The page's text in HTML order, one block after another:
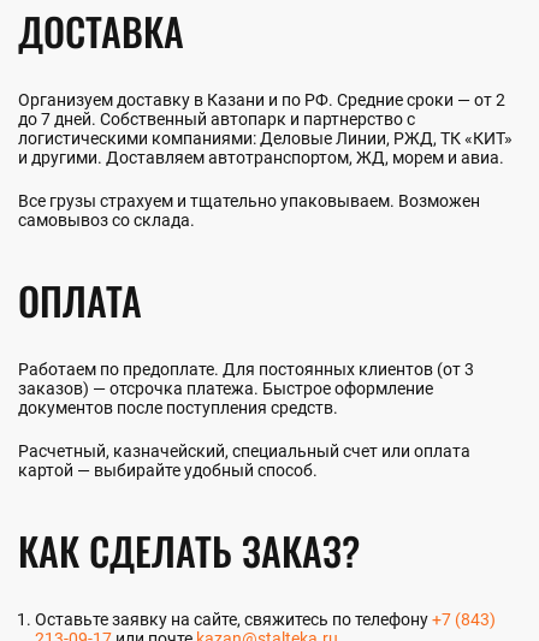
ДОСТАВКА
Организуем доставку в Казани и по РФ. Средние сроки — от 2
до 7 дней. Собственный автопарк и партнерство с
логистическими компаниями: Деловые Линии, РЖД, ТК «КИТ»
и другими. Доставляем автотранспортом, ЖД, морем и авиа.
Все грузы страхуем и тщательно упаковываем. Возможен
самовывоз со склада.
ОПЛАТА
Работаем по предоплате. Для постоянных клиентов (от 3
заказов) — отсрочка платежа. Быстрое оформление
документов после поступления средств.
Расчетный, казначейский, специальный счет или оплата
картой — выбирайте удобный способ.
КАК СДЕЛАТЬ ЗАКАЗ?
Оставьте заявку на сайте, свяжитесь по телефону+7 (843)